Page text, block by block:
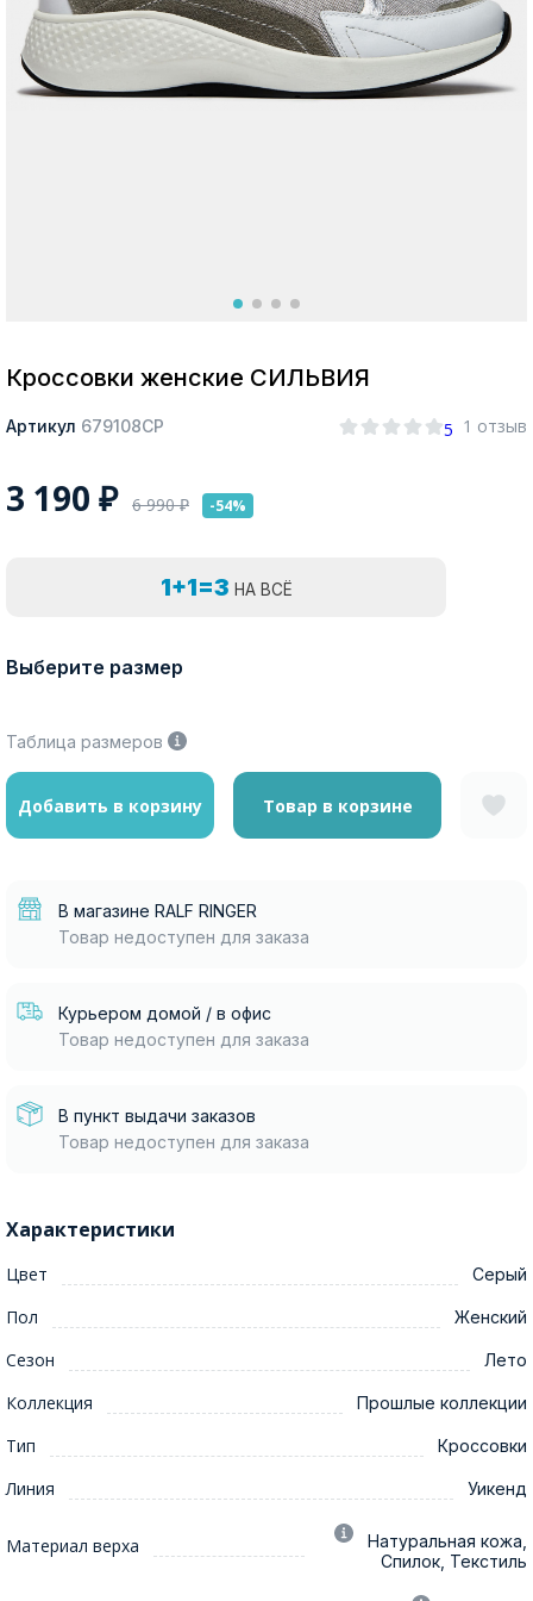
Кроссовки женские СИЛЬВИЯ
Артикул 679108СР 5 1 отзыв
3 190 ₽ 6 990₽ -54%
1+1=3 НА ВСЁ
Выберите размер
Таблица размеров
Добавить в корзину Товар в корзине
В магазине RALF RINGER
Товар недоступен для заказа
Курьером домой / в офис
Товар недоступен для заказа
В пункт выдачи заказов
Товар недоступен для заказа
Характеристики
Цвет Серый
Пол Женский
Сезон Лето
Коллекция Прошлые коллекции
Тип Кроссовки
Линия Уикенд
Материал верха
Натуральная кожа,
Спилок, Текстиль